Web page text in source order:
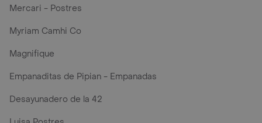
Mercari - Postres
Myriam Camhi Co
Magnifique
Empanaditas de Pipian - Empanadas
Desayunadero de la 42